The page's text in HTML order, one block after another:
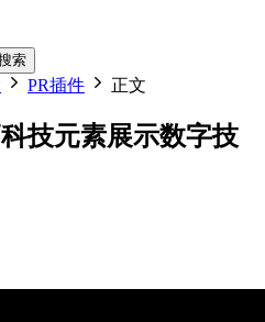
索
PR插件 正文
技元素展示数字技